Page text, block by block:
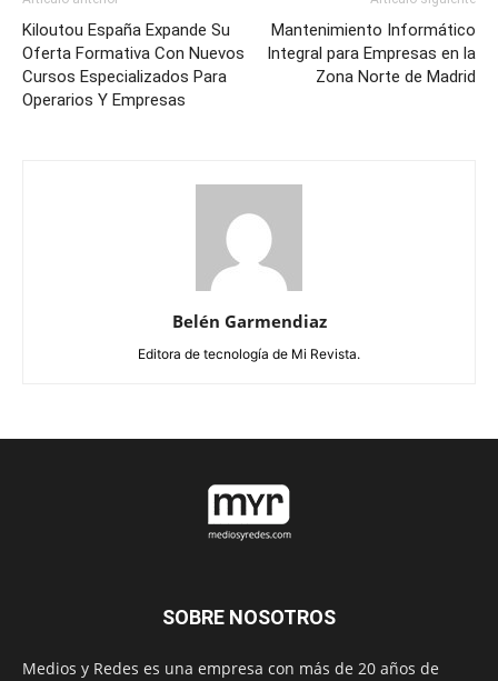
Kiloutou España Expande Su
Oferta Formativa Con Nuevos
Cursos Especializados Para
Operarios Y Empresas
Mantenimiento Informático
Integral para Empresas en la
Zona Norte de Madrid
Belén Garmendiaz
Editora de tecnología de Mi Revista.
SOBRE NOSOTROS
Medios y Redes es una empresa con más de 20 años de